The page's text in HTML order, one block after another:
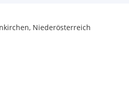
Niederösterreich